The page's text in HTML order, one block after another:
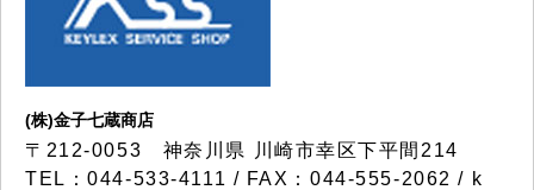
(株)金子七蔵商店
〒212-0053 神奈川県 川崎市幸区下平間214
TEL：044-533-4111 / FAX：044-555-2062 / k